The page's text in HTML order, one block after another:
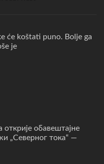
će koštati puno. Bolje ga
je
открије обавештајне
„Северног тока“ —